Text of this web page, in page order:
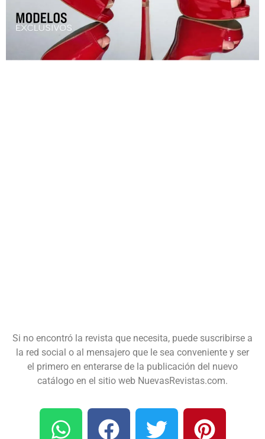
Si no encontró la revista que necesita, puede suscribirse a
la red social o al mensajero que le sea conveniente y ser
el primero en enterarse de la publicación del nuevo
catálogo en el sitio web NuevasRevistas.com.